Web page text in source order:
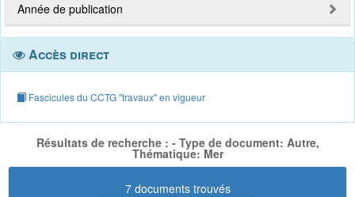
Année de publication
Accès direct
Fascicules du CCTG "travaux" en vigueur
Résultats de recherche : - Type de document: Autre,
Thématique: Mer
7 documents trouvés